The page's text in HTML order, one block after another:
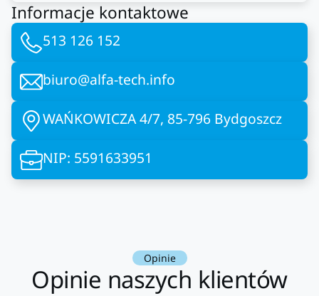
Informacje kontaktowe
513 126 152
biuro@alfa-tech.info
WAŃKOWICZA 4/7, 85-796 Bydgoszcz
NIP: 5591633951
Opinie
Opinie naszych klientów